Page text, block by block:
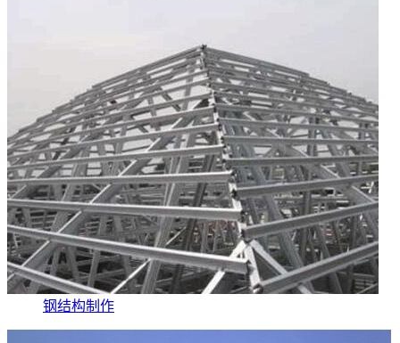
钢结构制作